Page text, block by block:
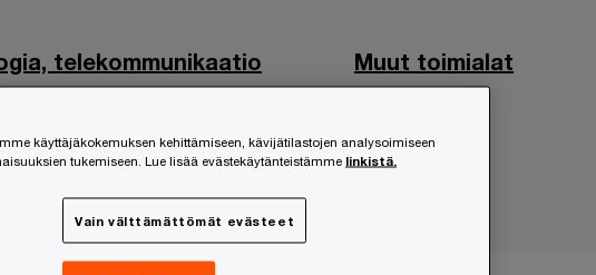
telekommunikaatio
Muut toimialat
käyttäjäkokemuksen kehittämiseen, kävijätilastojen analysoimiseen
tukemiseen. Lue lisää evästekäytänteistämme linkistä.
Vain välttämättömät evästeet